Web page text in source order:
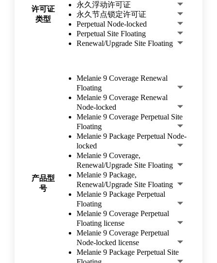
许可证
类型
永久浮动许可证
永久节点锁定许可证
Perpetual Node-locked
Perpetual Site Floating
Renewal/Upgrade Site Floating
产品型
号
Melanie 9 Coverage Renewal
Floating
Melanie 9 Coverage Renewal
Node-locked
Melanie 9 Coverage Perpetual Site
Floating
Melanie 9 Package Perpetual Node-
locked
Melanie 9 Coverage,
Renewal/Upgrade Site Floating
Melanie 9 Package,
Renewal/Upgrade Site Floating
Melanie 9 Package Perpetual
Floating
Melanie 9 Coverage Perpetual
Floating license
Melanie 9 Coverage Perpetual
Node-locked license
Melanie 9 Package Perpetual Site